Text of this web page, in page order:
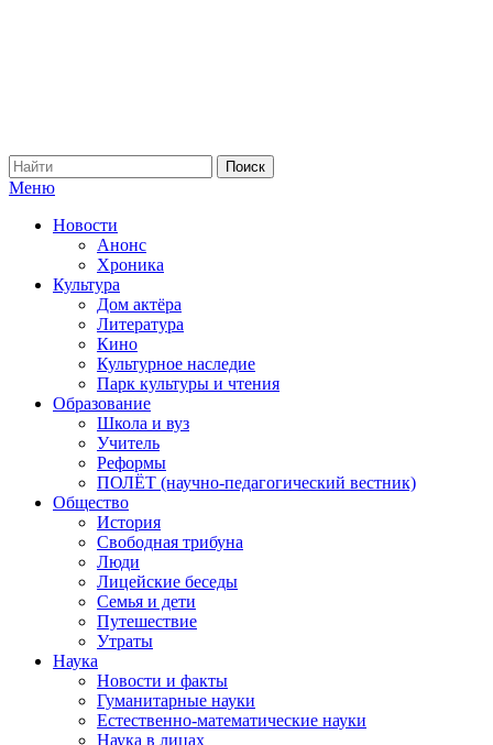
Меню
Новости
Анонс
Хроника
Культура
Дом актёра
Литература
Кино
Культурное наследие
Парк культуры и чтения
Образование
Школа и вуз
Учитель
Реформы
ПОЛЁТ (научно-педагогический вестник)
Общество
История
Свободная трибуна
Люди
Лицейские беседы
Семья и дети
Путешествие
Утраты
Наука
Новости и факты
Гуманитарные науки
Естественно-математические науки
Наука в лицах